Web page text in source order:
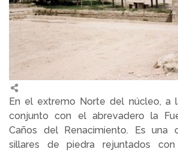
En el extremo Norte del núcleo, a
conjunto con el abrevadero la
Caños del Renacimiento. Es una
sillares de piedra rejuntados